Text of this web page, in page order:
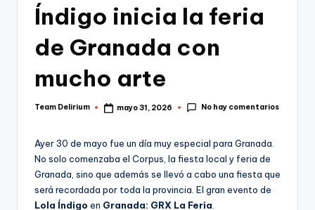
Índigo inicia la feria
de Granada con
mucho arte
Publicado
Team Delirium mayo 31, 2026 No hay comentarios
Ayer 30 de mayo fue un día muy especial para Granada.
No solo comenzaba el Corpus, la fiesta local y feria de
Granada, sino que además se llevó a cabo una fiesta que
será recordada por toda la provincia. El gran evento de
Lola Índigo en Granada: GRX La Feria